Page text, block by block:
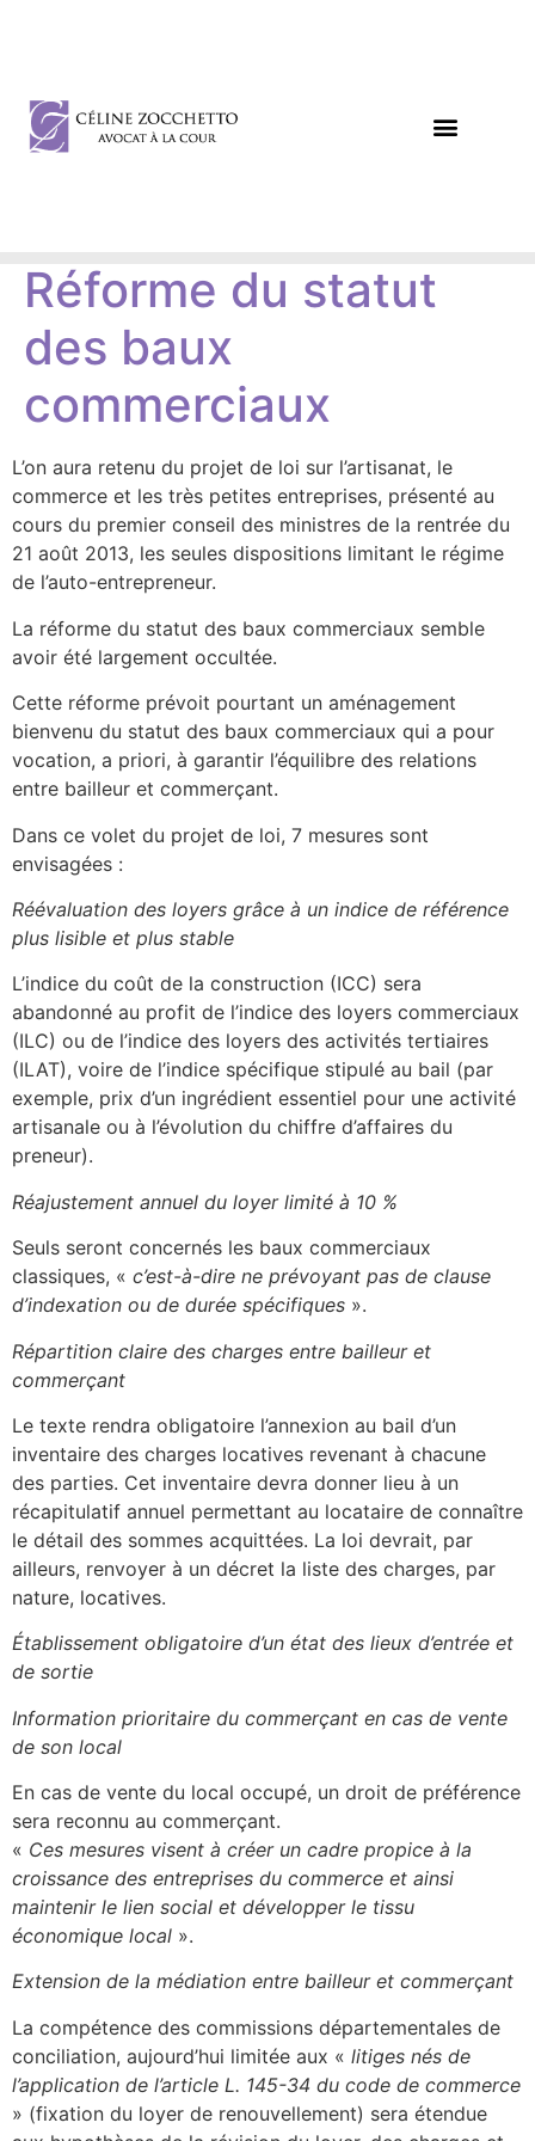
Réforme du statut
des baux
commerciaux
L’on aura retenu du projet de loi sur l’artisanat, le
commerce et les très petites entreprises, présenté au
cours du premier conseil des ministres de la rentrée du
21 août 2013, les seules dispositions limitant le régime
de l’auto-entrepreneur.
La réforme du statut des baux commerciaux semble
avoir été largement occultée.
Cette réforme prévoit pourtant un aménagement
bienvenu du statut des baux commerciaux qui a pour
vocation, a priori, à garantir l’équilibre des relations
entre bailleur et commerçant.
Dans ce volet du projet de loi, 7 mesures sont
envisagées :
Réévaluation des loyers grâce à un indice de référence
plus lisible et plus stable
L’indice du coût de la construction (ICC) sera
abandonné au profit de l’indice des loyers commerciaux
(ILC) ou de l’indice des loyers des activités tertiaires
(ILAT), voire de l’indice spécifique stipulé au bail (par
exemple, prix d’un ingrédient essentiel pour une activité
artisanale ou à l’évolution du chiffre d’affaires du
preneur).
Réajustement annuel du loyer limité à 10 %
Seuls seront concernés les baux commerciaux
classiques, « c’est-à-dire ne prévoyant pas de clause
d’indexation ou de durée spécifiques ».
Répartition claire des charges entre bailleur et
commerçant
Le texte rendra obligatoire l’annexion au bail d’un
inventaire des charges locatives revenant à chacune
des parties. Cet inventaire devra donner lieu à un
récapitulatif annuel permettant au locataire de connaître
le détail des sommes acquittées. La loi devrait, par
ailleurs, renvoyer à un décret la liste des charges, par
nature, locatives.
Établissement obligatoire d’un état des lieux d’entrée et
de sortie
Information prioritaire du commerçant en cas de vente
de son local
En cas de vente du local occupé, un droit de préférence
sera reconnu au commerçant.
« Ces mesures visent à créer un cadre propice à la
croissance des entreprises du commerce et ainsi
maintenir le lien social et développer le tissu
économique local ».
Extension de la médiation entre bailleur et commerçant
La compétence des commissions départementales de
conciliation, aujourd’hui limitée aux « litiges nés de
l’application de l’article L. 145-34 du code de commerce
» (fixation du loyer de renouvellement) sera étendue